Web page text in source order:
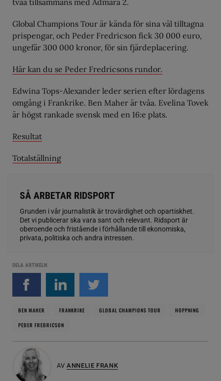
tvåa tillsammans med Admara 2.
Global Champions Tour är kända för sina väl tilltagna
prispengar, och Peder Fredricson fick 30 000 euro,
ungefär 300 000 kronor, för sin fjärdeplacering.
Här kan du se Peder Fredricsons rundor.
Edwina Tops-Alexander leder serien efter lördagens
omgång i Frankrike. Ben Maher är tvåa. Evelina Tovek
är högst rankade svensk med en 16:e plats.
Resultat
Totalställning
SÅ ARBETAR RIDSPORT
Grunden i vår journalistik är trovärdighet och opartiskhet.
Det vi publicerar ska vara sant och relevant. Ridsport är
oberoende och fristående i förhållande till ekonomiska,
privata, politiska och andra intressen.
DELA ARTIKELN
BEN MAHER FRANKRIKE GLOBAL CHAMPIONS TOUR
HOPPNING
PEDER FREDRICSON
AV ANNELIE FRANK